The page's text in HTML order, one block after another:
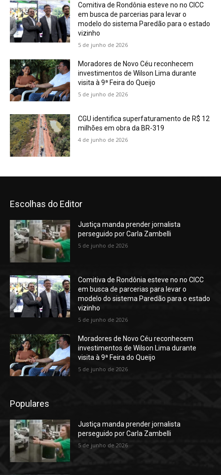
Comitiva de Rondônia esteve no no CICC
em busca de parcerias para levar o
modelo do sistema Paredão para o estado
vizinho
5 de junho de 2026
Moradores de Novo Céu reconhecem
investimentos de Wilson Lima durante
visita à 9ª Feira do Queijo
5 de junho de 2026
CGU identifica superfaturamento de R$ 12
milhões em obra da BR-319
4 de junho de 2026
Escolhas do Editor
Justiça manda prender jornalista
perseguido por Carla Zambelli
5 de junho de 2026
Comitiva de Rondônia esteve no no CICC
em busca de parcerias para levar o
modelo do sistema Paredão para o estado
vizinho
5 de junho de 2026
Moradores de Novo Céu reconhecem
investimentos de Wilson Lima durante
visita à 9ª Feira do Queijo
5 de junho de 2026
Populares
Justiça manda prender jornalista
perseguido por Carla Zambelli
5 de junho de 2026